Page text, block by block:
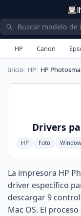
HP Canon
Inicio HP HP
Drivers
HP Foto
La impresora HP
driver específico
descargar 9
Mac OS. El